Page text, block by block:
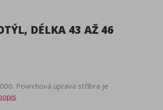
DÉLKA 43 AŽ 46
Povrchová úprava stříbra je